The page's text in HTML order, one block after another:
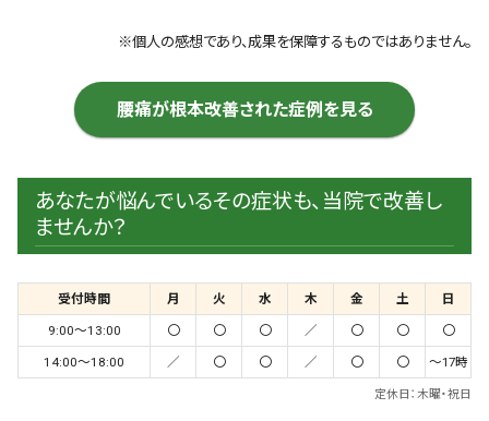
※個人の感想であり、成果を保障するものではありません。
腰痛が根本改善された症例を見る
あなたが悩んでいるその症状も、当院で改善し
ませんか？
受付時間 月 火 水 木 金 土 日
9:00～13:00 〇 〇 〇 ／ 〇 〇 〇
14:00～18:00 ／ 〇 〇 ／ 〇 〇 〜17時
定休日：木曜・祝日